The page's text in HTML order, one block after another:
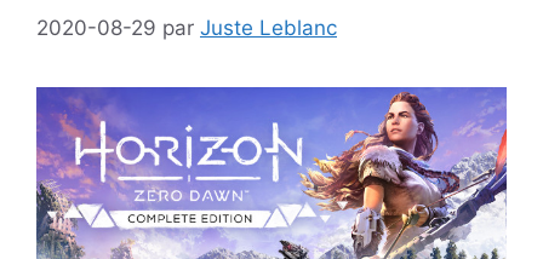
2020-08-29 par Juste Leblanc